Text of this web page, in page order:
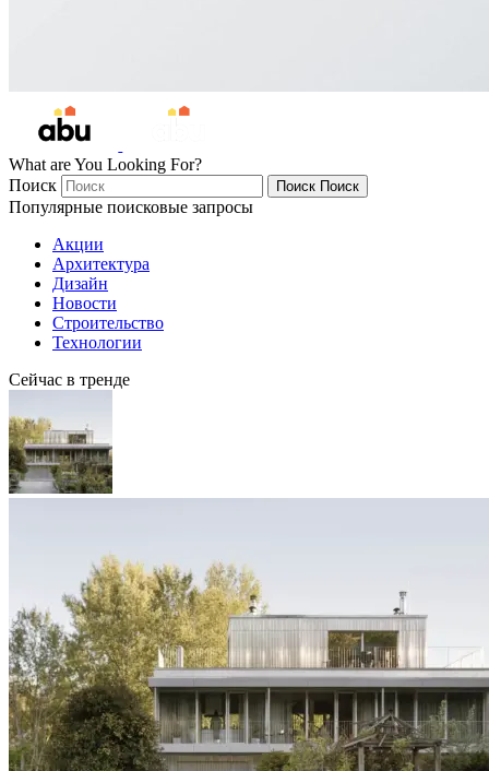
What are You Looking For?
Поиск
Поиск Поиск
Популярные поисковые запросы
Акции
Архитектура
Дизайн
Новости
Строительство
Технологии
Сейчас в тренде